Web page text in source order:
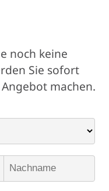
noch keine
Sie sofort
machen.